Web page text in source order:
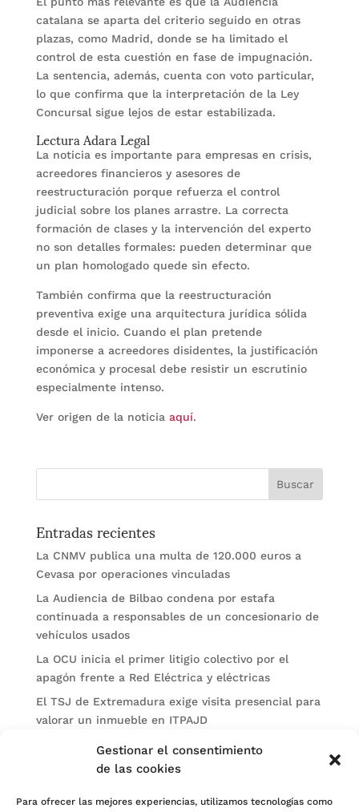
Gestionar el consentimiento
de las cookies
Para ofrecer las mejores experiencias, utilizamos tecnologías como
catalana se aparta del criterio seguido en otras
plazas, como Madrid, donde se ha limitado el
control de esta cuestión en fase de impugnación.
La sentencia, además, cuenta con voto particular,
lo que confirma que la interpretación de la Ley
Concursal sigue lejos de estar estabilizada.
Lectura Adara Legal
La noticia es importante para empresas en crisis,
acreedores financieros y asesores de
reestructuración porque refuerza el control
judicial sobre los planes arrastre. La correcta
formación de clases y la intervención del experto
no son detalles formales: pueden determinar que
un plan homologado quede sin efecto.
También confirma que la reestructuración
preventiva exige una arquitectura jurídica sólida
desde el inicio. Cuando el plan pretende
imponerse a acreedores disidentes, la justificación
económica y procesal debe resistir un escrutinio
especialmente intenso.
Ver origen de la noticia aquí.
Entradas recientes
La CNMV publica una multa de 120.000 euros a
Cevasa por operaciones vinculadas
La Audiencia de Bilbao condena por estafa
continuada a responsables de un concesionario de
vehículos usados
La OCU inicia el primer litigio colectivo por el
apagón frente a Red Eléctrica y eléctricas
El TSJ de Extremadura exige visita presencial para
valorar un inmueble en ITPAJD
Un burofax genérico no basta para acreditar el
intento de MASC antes de demandar
Categorías